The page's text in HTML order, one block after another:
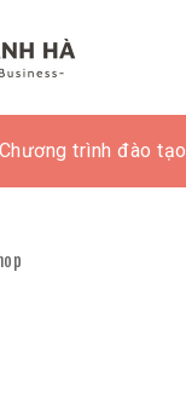
Chương trình đào tạo